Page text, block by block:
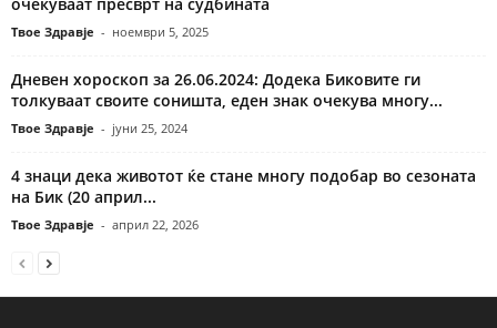
очекуваат пресврт на судбината
Твое Здравје - ноември 5, 2025
Дневен хороскоп за 26.06.2024: Додека Биковите ги
толкуваат своите соништа, еден знак очекува многу...
Твое Здравје - јуни 25, 2024
4 знаци дека животот ќе стане многу подобар во сезоната
на Бик (20 април...
Твое Здравје - април 22, 2026